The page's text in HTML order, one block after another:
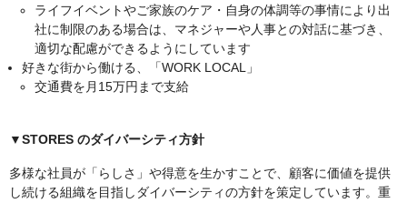
ライフイベントやご家族のケア・自身の体調等の事情により出
社に制限のある場合は、マネジャーや人事との対話に基づき、
適切な配慮ができるようにしています
好きな街から働ける、「WORK LOCAL」
交通費を月15万円まで支給
▼STORES のダイバーシティ方針
多様な社員が「らしさ」や得意を生かすことで、顧客に価値を提供
し続ける組織を目指しダイバーシティの方針を策定しています。重